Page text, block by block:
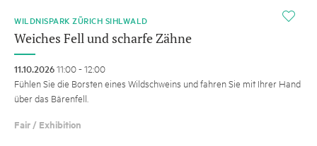
i
WILDNISPARK ZÜRICH SIHLWALD
Weiches Fell und scharfe Zähne
11.10.202611:00 - 12:00
Fühlen Sie die Borsten eines Wildschweins und fahren Sie mit Ihrer Hand
über das Bärenfell.
Fair / Exhibition